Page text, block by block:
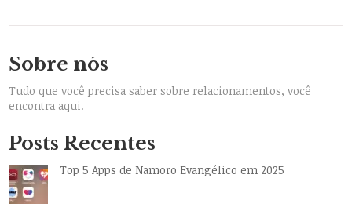
Sobre nós
Tudo que você precisa saber sobre relacionamentos, você
encontra aqui.
Posts Recentes
Top 5 Apps de Namoro Evangélico em 2025